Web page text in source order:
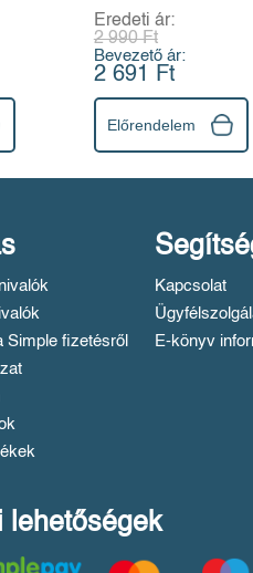
Eredeti ár:
2 990 Ft
Bevezető ár:
2 691 Ft
Előrendelem
Simple fizetésről
Kapcsolat
E-könyv
lehetőségek